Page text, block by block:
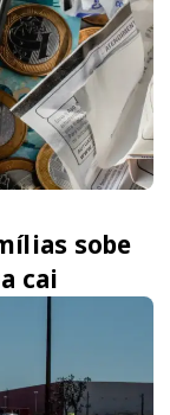
sobe
cai